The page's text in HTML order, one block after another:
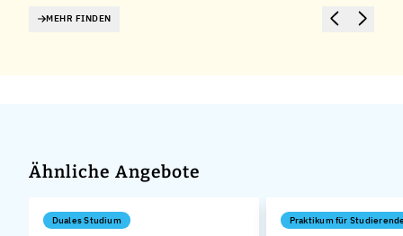
MEHR FINDEN
Ähnliche Angebote
Duales Studium Praktikum für